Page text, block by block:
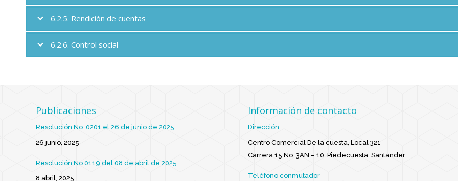
6.2.5. Rendición de cuentas
6.2.6. Control social
Publicaciones
Resolución No. 0201 el 26 de junio de 2025
26 junio, 2025
Resolución No.0119 del 08 de abril de 2025
8 abril, 2025
Información de contacto
Dirección
Centro Comercial De la cuesta, Local 321
Carrera 15 No. 3AN – 10, Piedecuesta, Santander
Teléfono conmutador